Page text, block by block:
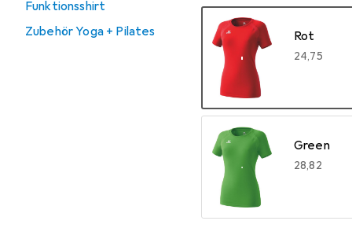
Funktionsshirt
Zubehör Yoga + Pilates
Rot
EUR
24,75
Green
EUR
28,82